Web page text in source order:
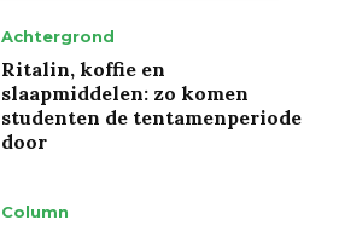
Achtergrond
Ritalin, koffie en
slaapmiddelen: zo komen
studenten de tentamenperiode
door
Column